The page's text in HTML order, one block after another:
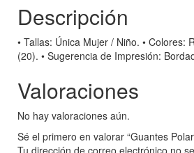
Descripción
• Tallas: Única Mujer / Niño. • Colores:
(20). • Sugerencia de Impresión:
Valoraciones
No hay valoraciones aún.
Sé el primero en valorar “Guantes
Tu dirección de correo electrónico no